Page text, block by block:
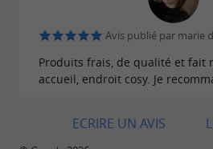
Avis publié par marie
Produits frais, de qualité et fait
accueil, endroit cosy. Je
ECRIRE UN AVIS